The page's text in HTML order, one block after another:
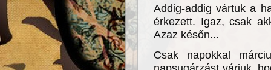
Addig-addig vártuk a
érkezett. Igaz, csak
Azaz későn...
Csak napokkal